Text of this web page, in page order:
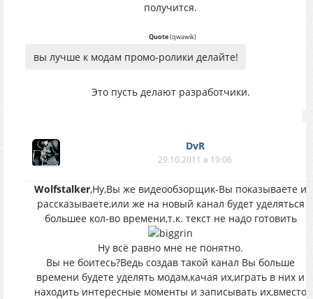
получится.
Quote(qwawik)
вы лучше к модам промо-ролики делайте!
Это пусть делают разработчики.
DvR
29.10.2011 в 19:06
Wolfstalker,Ну,Вы же видеообзорщик-Вы показываете и
рассказываете,или же на новый канал будет уделяться
большее кол-во времени,т.к. текст не надо готовить
Ну всё равно мне не понятно.
Вы не боитесь?Ведь создав такой канал Вы больше
времени будете уделять модам,качая их,играть в них и
находить интересные моменты и записывать их,вместо